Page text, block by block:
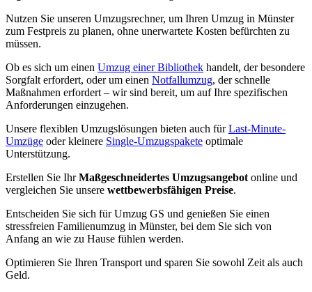
Nutzen Sie unseren Umzugsrechner, um Ihren Umzug in Münster
zum Festpreis zu planen, ohne unerwartete Kosten befürchten zu
müssen.
Ob es sich um einen Umzug einer Bibliothek handelt, der besondere
Sorgfalt erfordert, oder um einen Notfallumzug, der schnelle
Maßnahmen erfordert – wir sind bereit, um auf Ihre spezifischen
Anforderungen einzugehen.
Unsere flexiblen Umzugslösungen bieten auch fürLast-Minute-
Umzüge oder kleinere Single-Umzugspakete optimale
Unterstützung.
Erstellen Sie IhrMaßgeschneidertes Umzugsangebot online und
vergleichen Sie unsere wettbewerbsfähigen Preise.
Entscheiden Sie sich für Umzug GS und genießen Sie einen
stressfreien Familienumzug in Münster, bei dem Sie sich von
Anfang an wie zu Hause fühlen werden.
Optimieren Sie Ihren Transport und sparen Sie sowohl Zeit als auch
Geld.